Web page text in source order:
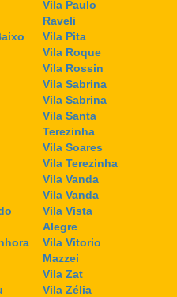
Vila Paulo
Raveli
Vila Pita
Vila Roque
Vila Rossin
Vila Sabrina
Vila Sabrina
Vila Santa
Terezinha
Vila Soares
Vila Terezinha
Vila Vanda
Vila Vanda
Vila Vista
Alegre
Vila Vitorio
Mazzei
Vila Zat
Vila Zélia